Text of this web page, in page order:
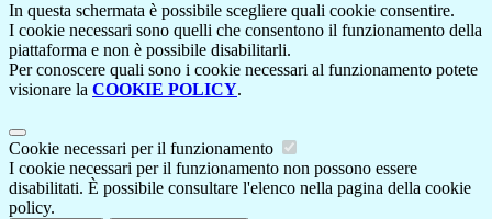
In questa schermata è possibile scegliere quali cookie consentire.
I cookie necessari sono quelli che consentono il funzionamento della
piattaforma e non è possibile disabilitarli.
Per conoscere quali sono i cookie necessari al funzionamento potete
visionare la COOKIE POLICY.
Cookie necessari per il funzionamento
I cookie necessari per il funzionamento non possono essere
disabilitati. È possibile consultare l'elenco nella pagina della cookie
policy.